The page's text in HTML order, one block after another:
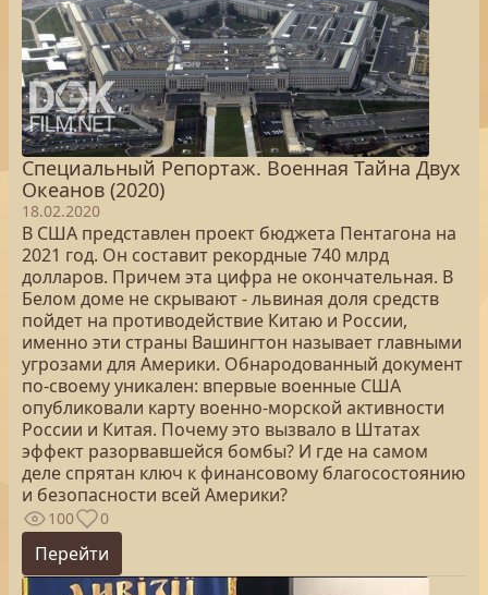
Специальный Репортаж. Военная Тайна Двух
Океанов (2020)
18.02.2020
В США представлен проект бюджета Пентагона на
2021 год. Он составит рекордные 740 млрд
долларов. Причем эта цифра не окончательная. В
Белом доме не скрывают - львиная доля средств
пойдет на противодействие Китаю и России,
именно эти страны Вашингтон называет главными
угрозами для Америки. Обнародованный документ
по-своему уникален: впервые военные США
опубликовали карту военно-морской активности
России и Китая. Почему это вызвало в Штатах
эффект разорвавшейся бомбы? И где на самом
деле спрятан ключ к финансовому благосостоянию
и безопасности всей Америки?
100 0
Перейти